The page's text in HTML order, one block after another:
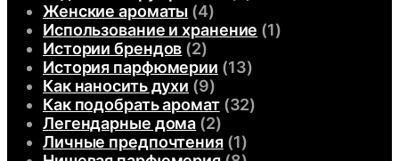
Женские ароматы (4)
Использование и хранение (1)
Истории брендов (2)
История парфюмерии (13)
Как наносить духи (9)
Как подобрать аромат(32)
Легендарные дома (2)
Личные предпочтения(1)